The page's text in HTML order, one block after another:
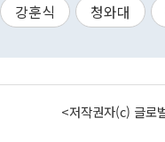
강훈식 청와대
<저작권자(c) 글로